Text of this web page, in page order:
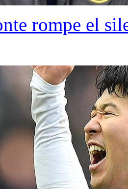
rompe el